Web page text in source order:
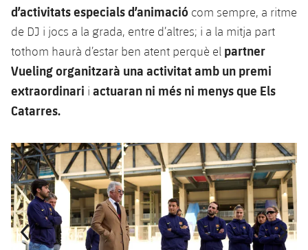
d’activitats especials d’animació com sempre, a ritme
de DJ i jocs a la grada, entre d’altres; i a la mitja part
tothom haurà d’estar ben atent perquè el partner
Vueling organitzarà una activitat amb un premi
extraordinari i actuaran ni més ni menys que Els
Catarres.
Anterior
label.aria.chevronleft Següent